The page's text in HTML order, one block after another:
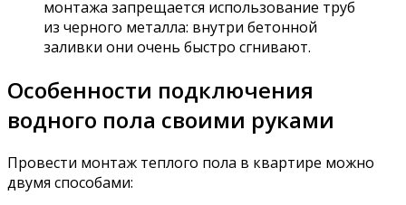
монтажа запрещается использование труб
из черного металла: внутри бетонной
заливки они очень быстро сгнивают.
Особенности подключения
водного пола своими руками
Провести монтаж теплого пола в квартире можно
двумя способами: